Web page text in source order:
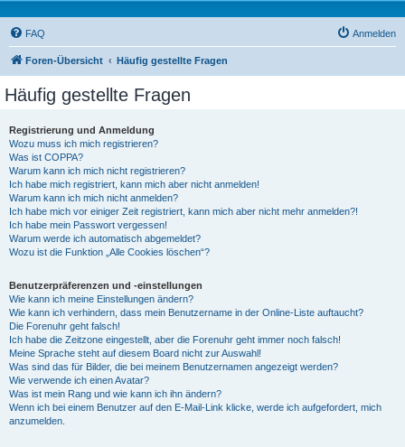
FAQ Anmelden
Foren-Übersicht Häufig gestellte Fragen
Häufig gestellte Fragen
Registrierung und Anmeldung
Wozu muss ich mich registrieren?
Was ist COPPA?
Warum kann ich mich nicht registrieren?
Ich habe mich registriert, kann mich aber nicht anmelden!
Warum kann ich mich nicht anmelden?
Ich habe mich vor einiger Zeit registriert, kann mich aber nicht mehr anmelden?!
Ich habe mein Passwort vergessen!
Warum werde ich automatisch abgemeldet?
Wozu ist die Funktion „Alle Cookies löschen“?
Benutzerpräferenzen und -einstellungen
Wie kann ich meine Einstellungen ändern?
Wie kann ich verhindern, dass mein Benutzername in der Online-Liste auftaucht?
Die Forenuhr geht falsch!
Ich habe die Zeitzone eingestellt, aber die Forenuhr geht immer noch falsch!
Meine Sprache steht auf diesem Board nicht zur Auswahl!
Was sind das für Bilder, die bei meinem Benutzernamen angezeigt werden?
Wie verwende ich einen Avatar?
Was ist mein Rang und wie kann ich ihn ändern?
Wenn ich bei einem Benutzer auf den E-Mail-Link klicke, werde ich aufgefordert, mich
anzumelden.